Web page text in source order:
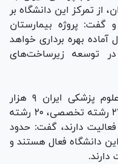
از تمرکز این دانشگاه بر
گفت: پروژه بیمارستان
سال آماده بهره برداری خواهد
توسعه زیرساخت‌های
توکلی با بیان اینکه در دانشگاه علوم پزشکی ایران ۹ هزار
دانشجو در مقاطع مختلف از جمله ۲۷ رشته تخصصی، ۲۰ رشته
فلوشیپ فعالیت دارند، گفت: حدود
در این دانشگاه فعال هستند و